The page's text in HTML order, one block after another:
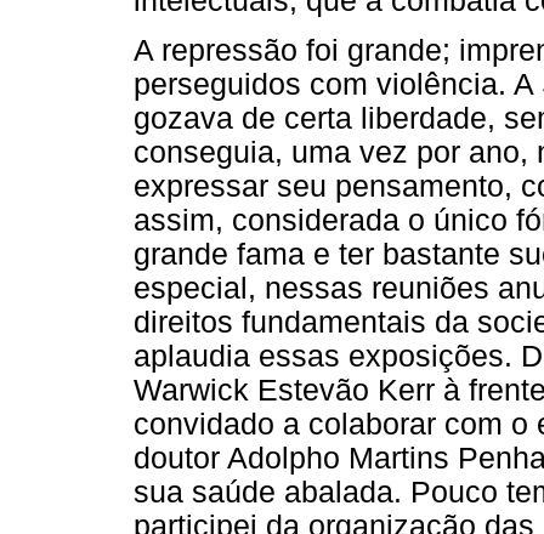
A repressão foi grande;
perseguidos com violência.
gozava de certa liberdade,
conseguia, uma vez por ano,
expressar seu pensamento,
assim, considerada o único
grande fama e ter bastante
especial, nessas reuniões
direitos fundamentais da
aplaudia essas exposições.
Warwick Estevão Kerr à
convidado a colaborar com
doutor Adolpho Martins
sua saúde abalada. Pouco
participei da organização